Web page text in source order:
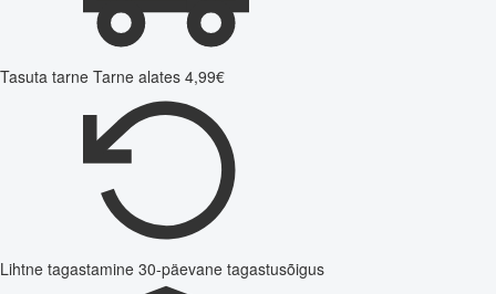
Tasuta tarne Tarne alates 4,99€
Lihtne tagastamine 30-päevane tagastusõigus